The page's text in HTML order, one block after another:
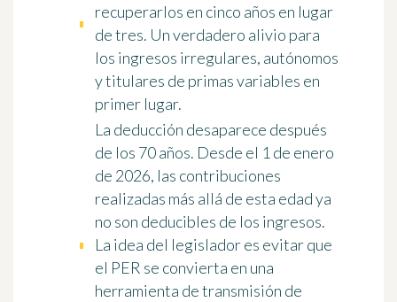
recuperarlos en cinco años en lugar
de tres. Un verdadero alivio para
los ingresos irregulares, autónomos
y titulares de primas variables en
primer lugar.
La deducción desaparece después
de los 70 años. Desde el 1 de enero
de 2026, las contribuciones
realizadas más allá de esta edad ya
no son deducibles de los ingresos.
La idea del legislador es evitar que
el PER se convierta en una
herramienta de transmisión de